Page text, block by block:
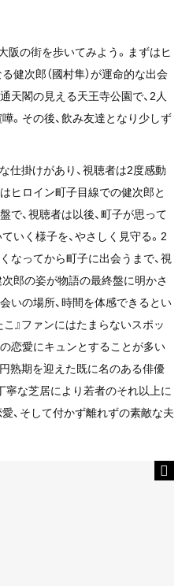
阪の街を歩いてみよう。まずはヒ
健次郎（國村隼）が運命的な出会
天閣の見える天王寺公園で、2人
。その後、飲み友達となり少しず
仕掛けがあり、視聴者は2度感動
ヒロイン町子目線での健次郎と
で、視聴者は以後、町子が思って
いく様子を、やさしく見守る。2
なってから町子に出会うまで、視
郎の姿が物語の最終盤に明かさ
いの場所、時間を体感できるとい
こ』ファンにはたまらないスポッ
恋愛にキュンとすることが多い
円熟期を迎えた既に名のある俳優
寧な芝居により若者のそれ以上に
、そして付かず離れずの素敵な夫